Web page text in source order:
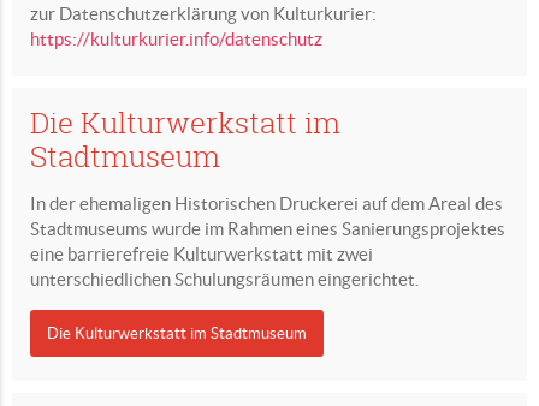
zur Datenschutzerklärung von Kulturkurier:
https://kulturkurier.info/datenschutz
Die Kulturwerkstatt im
Stadtmuseum
In der ehemaligen Historischen Druckerei auf dem Areal des
Stadtmuseums wurde im Rahmen eines Sanierungsprojektes
eine barrierefreie Kulturwerkstatt mit zwei
unterschiedlichen Schulungsräumen eingerichtet.
Die Kulturwerkstatt im Stadtmuseum